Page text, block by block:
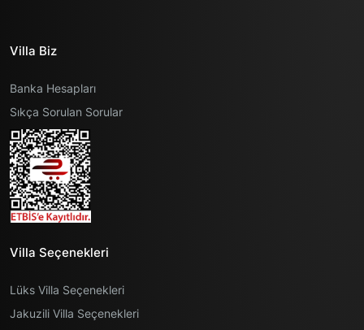
Villa Biz
Banka Hesapları
Sıkça Sorulan Sorular
Villa Seçenekleri
Lüks Villa Seçenekleri
Jakuzili Villa Seçenekleri